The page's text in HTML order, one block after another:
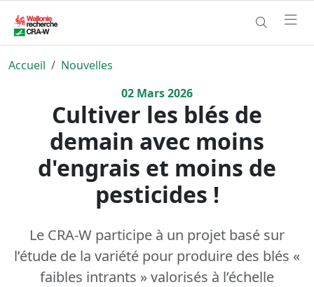
Accueil
Nouvelles
02 Mars2026
Cultiver les blés de
demain avec moins
d'engrais et moins de
pesticides !
Le CRA-W participe à un projet basé sur
l’étude de la variété pour produire des blés «
faibles intrants » valorisés à l’échelle